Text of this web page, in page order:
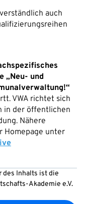
auch
„Neu- und
VWA richtet sich
in der öffentlichen
Nähere
Homepage unter
des Inhalts ist die
Akademie e.V.